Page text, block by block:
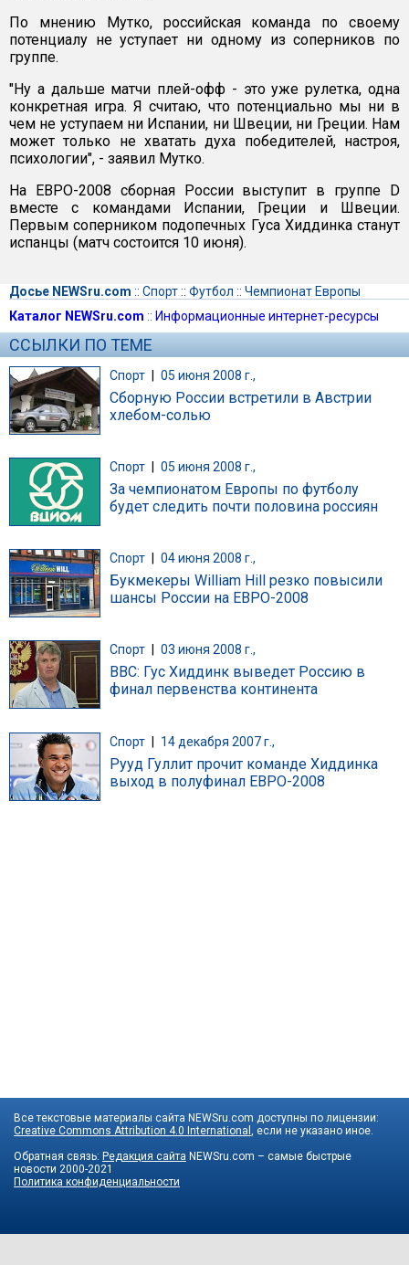
По мнению Мутко, российская команда по своему
потенциалу не уступает ни одному из соперников по
группе.
"Ну а дальше матчи плей-офф - это уже рулетка, одна
конкретная игра. Я считаю, что потенциально мы ни в
чем не уступаем ни Испании, ни Швеции, ни Греции. Нам
может только не хватать духа победителей, настроя,
психологии", - заявил Мутко.
На ЕВРО-2008 сборная России выступит в группе D
вместе с командами Испании, Греции и Швеции.
Первым соперником подопечных Гуса Хиддинка станут
испанцы (матч состоится 10 июня).
Досье NEWSru.com :: Спорт:: Футбол :: Чемпионат Европы
Каталог NEWSru.com :: Информационные интернет-ресурсы
ССЫЛКИ ПО ТЕМЕ
Спорт | 05 июня 2008 г.,
Сборную России встретили в Австрии
хлебом-солью
Спорт 05 июня 2008 г.,
За чемпионатом Европы по футболу
будет следить почти половина россиян
Спорт 04 июня 2008 г.,
Букмекеры William Hill резко повысили
шансы России на ЕВРО-2008
Спорт 03 июня 2008 г.,
BBC: Гус Хиддинк выведет Россию в
финал первенства континента
Спорт | 14 декабря 2007 г.,
Рууд Гуллит прочит команде Хиддинка
выход в полуфинал ЕВРО-2008
Все текстовые материалы сайта NEWSru.com доступны по лицензии:
Creative Commons Attribution 4.0 International , если не указано иное.
Обратная связь: Редакция сайта NEWSru.com – самые быстрые
новости 2000-2021
Политика конфиденциальности